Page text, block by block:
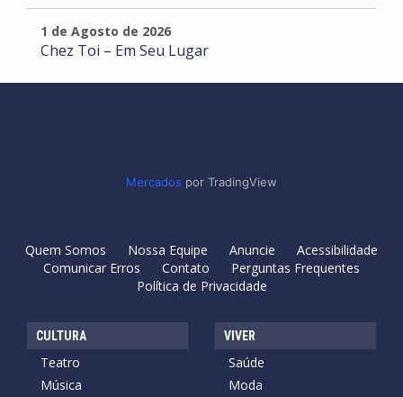
1 de Agosto de 2026
Chez Toi – Em Seu Lugar
Mercados por TradingView
Quem Somos Nossa Equipe Anuncie
Acessibilidade
Comunicar Erros
Contato
Perguntas Frequentes
Política de Privacidade
CULTURA
Teatro
Música
VIVER
Saúde
Moda